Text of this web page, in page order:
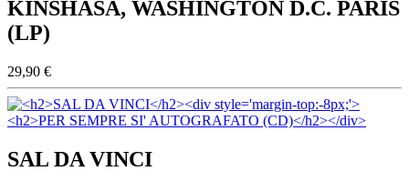
KINSHASA, WASHINGTON D.C. PARIS
(LP)
29,90 €
SAL DA VINCI